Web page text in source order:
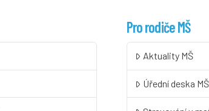
Pro rodiče MŠ
Aktuality MŠ
Úřední deska MŠ